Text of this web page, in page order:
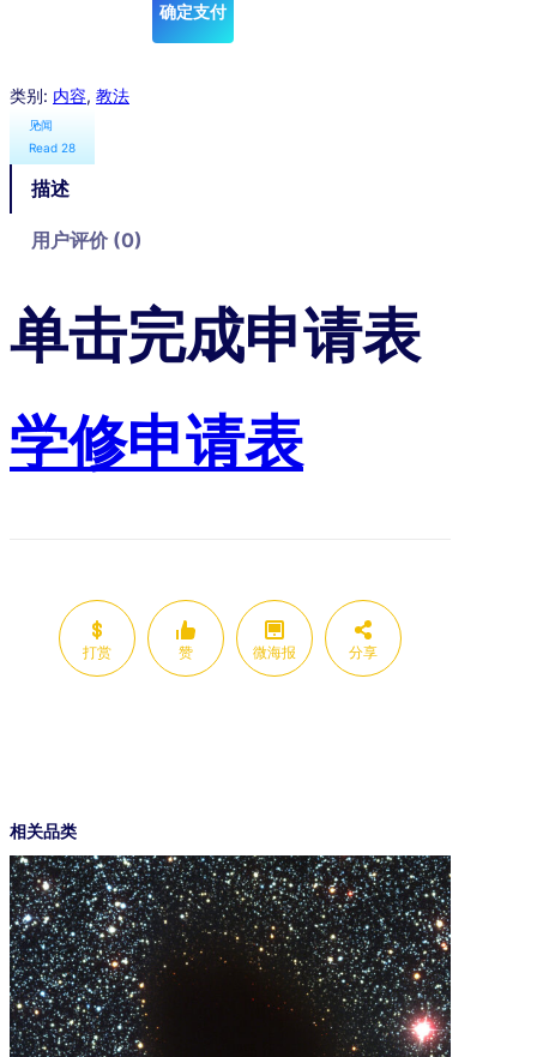
确定支付
类别: 内容, 教法
见闻
Read 28
描述
用户评价 (0)
单击完成申请表
学修申请表
打赏 赞 微海报 分享
相关品类